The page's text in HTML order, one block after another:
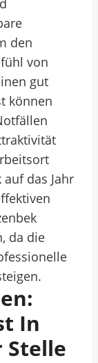
den
von
gut
können
das Jahr
da die
In
Stelle